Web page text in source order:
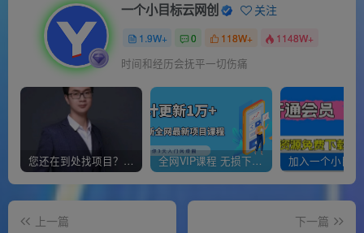
一个小目标云网创 关注
1.9W+ 0 118W+ 1148W+
时间和经历会抚平一切伤痛
您还在到处找项目？还在当韭菜？我靠经营“一个小目标网创商城”年入百W+，曾经我也负债累累! 全网VIP课程 无损下载~
上一篇
下一篇